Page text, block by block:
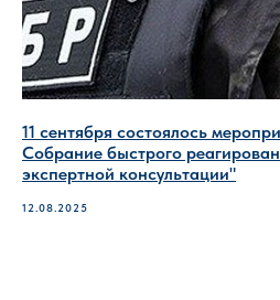
11 сентября состоялось
Собрание быстрого
экспертной консультации"
12.08.2025